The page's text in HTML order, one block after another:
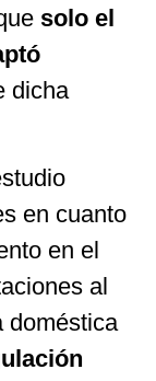
solo el
dicha
en cuanto
en el
al
doméstica